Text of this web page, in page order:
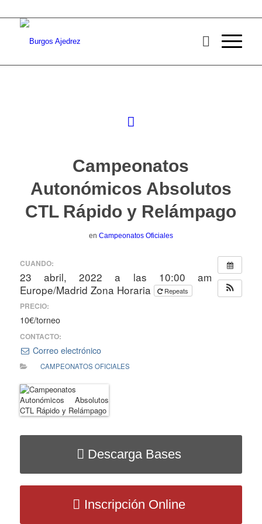
Campeonatos
Autonómicos Absolutos
CTL Rápido y Relámpago
en Campeonatos Oficiales
CUANDO:
23 abril, 2022 a las 10:00 am
Europe/Madrid Zona Horaria
Repeats
PRECIO:
10€/torneo
CONTACTO:
Correo electrónico
CAMPEONATOS OFICIALES
Descarga Bases
Inscripción Online